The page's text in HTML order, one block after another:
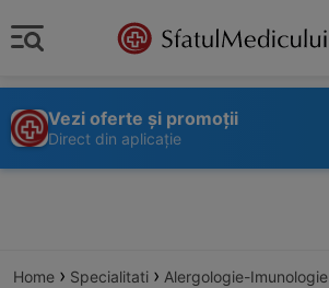
Vezi oferte și promoții
Direct din aplicație
Home › Specialitati › Alergologie-Imunologie